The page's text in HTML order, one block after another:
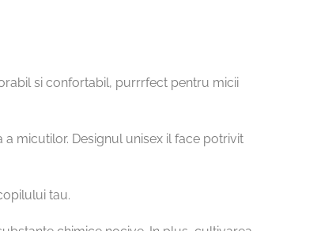
si confortabil, purrrfect pentru micii
micutilor. Designul unisex il face potrivit
tau.